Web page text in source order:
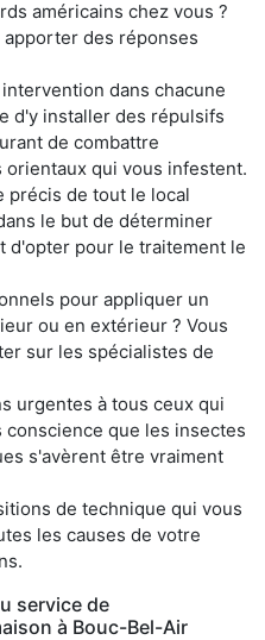
américains chez vous ?
des réponses
dans chacune
d'y installer des répulsifs
de combattre
qui vous infestent.
précis de tout le local
le but de déterminer
d'opter pour le traitement le
pour appliquer un
ou en extérieur ? Vous
sur les spécialistes de
urgentes à tous ceux qui
que les insectes
s'avèrent être vraiment
de technique qui vous
les causes de votre
service de
à Bouc-Bel-Air